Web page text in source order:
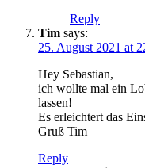
Reply
Tim says:
25. August 2021 at
Hey Sebastian,
ich wollte mal ein
lassen!
Es erleichtert das
Gruß Tim
Reply